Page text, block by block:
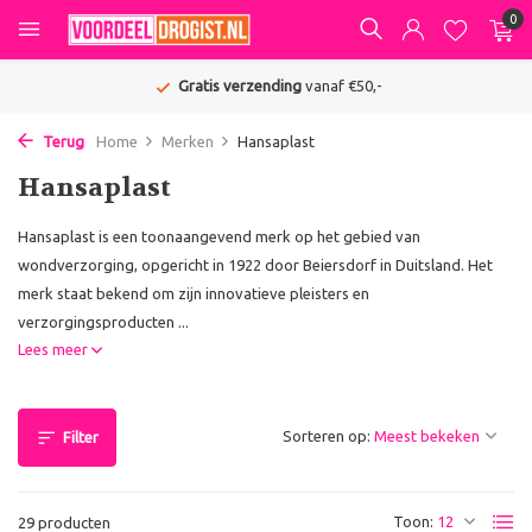
0
Gratis verzendingvanaf €50,-
Terug Home Merken Hansaplast
Hansaplast
Hansaplast is een toonaangevend merk op het gebied van
wondverzorging, opgericht in 1922 door Beiersdorf in Duitsland. Het
merk staat bekend om zijn innovatieve pleisters en
verzorgingsproducten ...
Lees meer
Filter
29 producten Toon:
Sorteren op: